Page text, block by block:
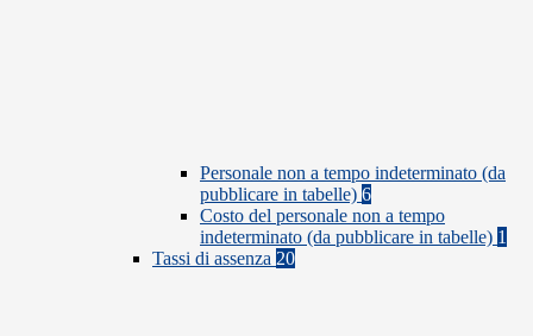
Personale non a tempo indeterminato (da
pubblicare in tabelle) 6
Costo del personale non a tempo
indeterminato (da pubblicare in tabelle) 1
Tassi di assenza 20